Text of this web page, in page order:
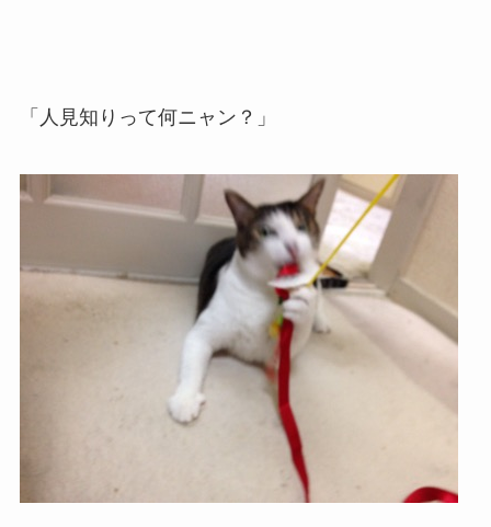
「人見知りって何ニャン？」